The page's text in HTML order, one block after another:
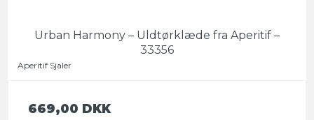
Urban Harmony – Uldtørklæde fra Aperitif –
33356
Aperitif Sjaler
669,00 DKK